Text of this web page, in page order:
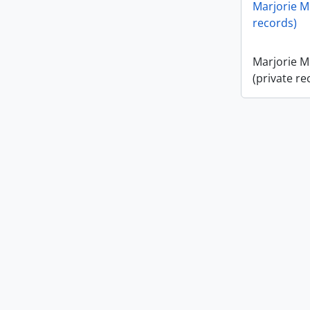
Marjorie
Marjorie
records)
Marjorie
(private